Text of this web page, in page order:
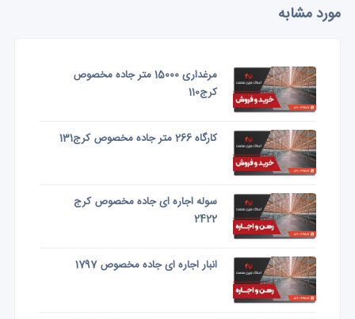
مورد مشابه
مرغداری 15000 متر جاده مخصوص
کرج110
کارگاه 266 متر جاده مخصوص کرج131
سوله اجاره ای جاده مخصوص کرج
2422
انبار اجاره اى جاده مخصوص 1797